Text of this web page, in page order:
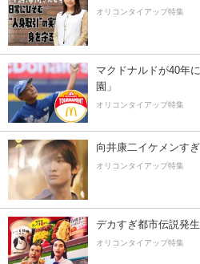
オリコンタイアップ特集
マクドナルドが40年
園」
オリコンタイアップ特集
向井康二イケメンす
オリコンタイアップ特集
デカすぎ都市伝説発
オリコンタイアップ特集